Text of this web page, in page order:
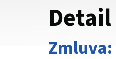
Zmluva: